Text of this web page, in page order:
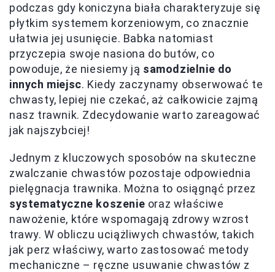
podczas gdy koniczyna biała charakteryzuje się
płytkim systemem korzeniowym, co znacznie
ułatwia jej usunięcie. Babka natomiast
przyczepia swoje nasiona do butów, co
powoduje, że niesiemy ją samodzielnie do
innych miejsc. Kiedy zaczynamy obserwować te
chwasty, lepiej nie czekać, aż całkowicie zajmą
nasz trawnik. Zdecydowanie warto zareagować
jak najszybciej!
Jednym z kluczowych sposobów na skuteczne
zwalczanie chwastów pozostaje odpowiednia
pielęgnacja trawnika. Można to osiągnąć przez
systematyczne koszenie oraz właściwe
nawożenie, które wspomagają zdrowy wzrost
trawy. W obliczu uciążliwych chwastów, takich
jak perz właściwy, warto zastosować metody
mechaniczne – ręczne usuwanie chwastów z